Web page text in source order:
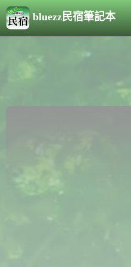
bluezz民宿筆記本